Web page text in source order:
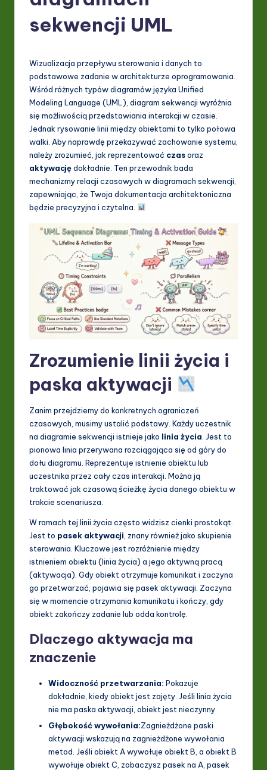
L
o
ft
In
ti
o
sekwencji UML
Wizualizacja przepływu sterowania i danych to
podstawowe zadanie w architekturze oprogramowania.
Wśród różnych typów diagramów języka Unified
Modeling Language (UML), diagram sekwencji wyróżnia
się możliwością przedstawiania interakcji w czasie.
Jednak rysowanie linii między obiektami to tylko połowa
walki. Aby naprawdę przekazywać zachowanie systemu,
należy zrozumieć, jak reprezentować czasoraz
aktywacjędokładnie. Ten przewodnik bada
mechanizmy relacji czasowych w diagramach sekwencji,
zapewniając, że Twoja dokumentacja architektoniczna
będzie precyzyjna i czytelna.
Zrozumienie linii życia i
paska aktywacji
Zanim przejdziemy do konkretnych ograniczeń
czasowych, musimy ustalić podstawy. Każdy uczestnik
na diagramie sekwencji istnieje jako linia życia . Jest to
pionowa linia przerywana rozciągająca się od góry do
dołu diagramu. Reprezentuje istnienie obiektu lub
uczestnika przez cały czas interakcji. Można ją
traktować jak czasową ścieżkę życia danego obiektu w
trakcie scenariusza.
W ramach tej linii życia często widzisz cienki prostokąt.
Jest to pasek aktywacji , znany również jako skupienie
sterowania. Kluczowe jest rozróżnienie między
istnieniem obiektu (linia życia) a jego aktywną pracą
(aktywacja). Gdy obiekt otrzymuje komunikat i zaczyna
go przetwarzać, pojawia się pasek aktywacji. Zaczyna
się w momencie otrzymania komunikatu i kończy, gdy
obiekt zakończy zadanie lub odda kontrolę.
Dlaczego aktywacja ma
znaczenie
Widoczność przetwarzania: Pokazuje
dokładnie, kiedy obiekt jest zajęty. Jeśli linia życia
nie ma paska aktywacji, obiekt jest nieczynny.
Głębokość wywołania:Zagnieżdżone paski
aktywacji wskazują na zagnieżdżone wywołania
metod. Jeśli obiekt A wywołuje obiekt B, a obiekt B
wywołuje obiekt C, zobaczysz pasek na A, pasek